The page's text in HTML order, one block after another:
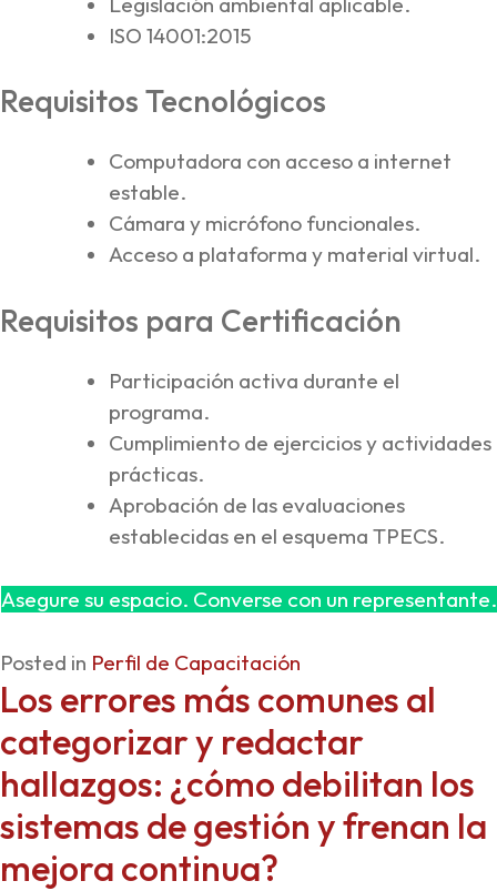
ISO 14001:2015
Requisitos Tecnológicos
Computadora con acceso a internet
estable.
Cámara y micrófono funcionales.
Acceso a plataforma y material virtual.
Requisitos para Certificación
Participación activa durante el
programa.
Cumplimiento de ejercicios y actividades
prácticas.
Aprobación de las evaluaciones
establecidas en el esquema TPECS.
Asegure su espacio. Converse con un representante.
Posted in Perfil de Capacitación
Los errores más comunes al
categorizar y redactar
hallazgos: ¿cómo debilitan los
sistemas de gestión y frenan la
mejora continua?